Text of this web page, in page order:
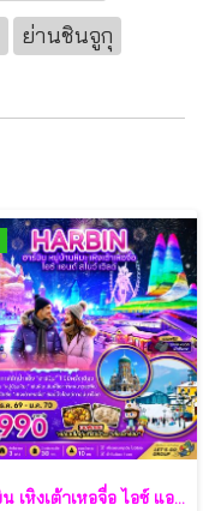
ย่านชินจูกุ
ฮาร์บิน เหิงเต้าเหอจื่อ ไอซ์ แอนด์ สโนว์ เวิล์ด 7 วัน 5 คืน-XJ